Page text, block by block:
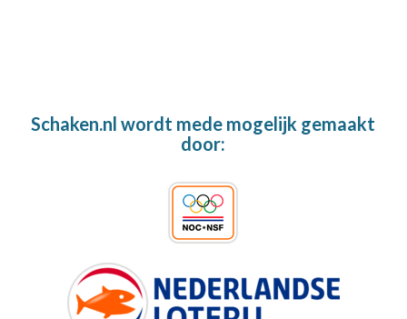
Schaken.nl wordt mede mogelijk gemaakt
door: